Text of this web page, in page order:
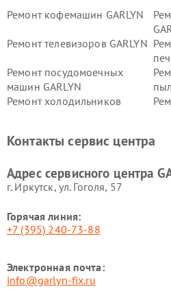
Ремонт кофемашин GARLYN
Ремонт телевизоров GARLYN
Ремонт посудомоечных
машин GARLYN
Ремонт холодильников
стеклоочистителей GARLYN
GARLYN
Контакты сервис центра
Адрес сервисного центра
г. Иркутск, ул. ​Гоголя, 57
Горячая линия:
+7 (395) 240-73-88
Электронная почта:
info@garlyn-fix.ru